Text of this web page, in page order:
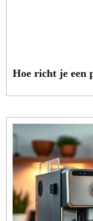
Hoe richt je een